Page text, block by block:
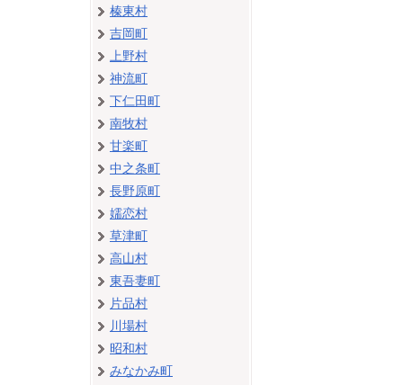
榛東村
吉岡町
上野村
神流町
下仁田町
南牧村
甘楽町
中之条町
長野原町
嬬恋村
草津町
高山村
東吾妻町
片品村
川場村
昭和村
みなかみ町